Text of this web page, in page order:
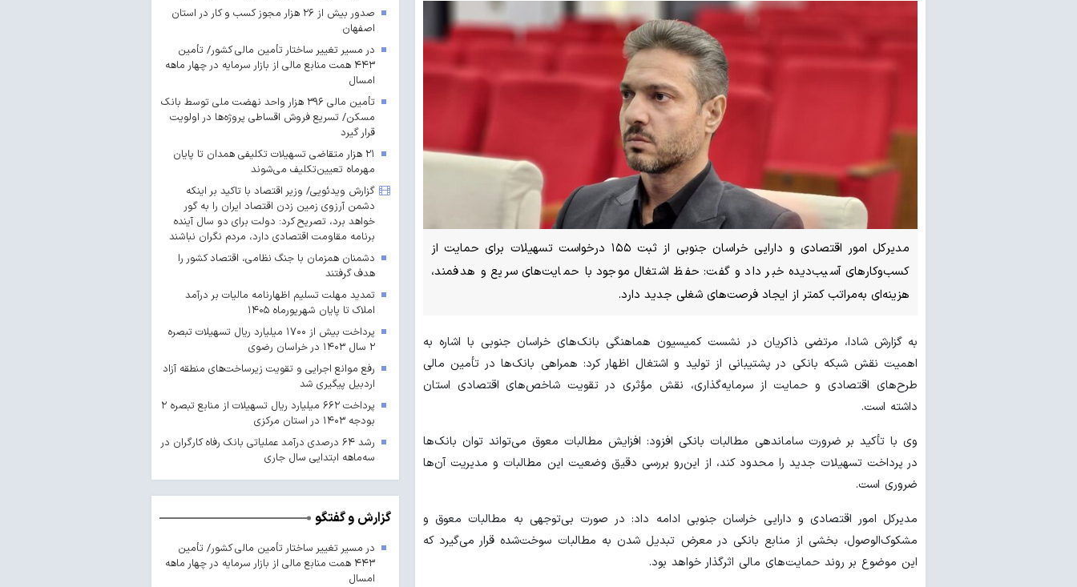
مدیرکل امور اقتصادی و دارایی خراسان جنوبی از ثبت ۱۵۵ درخواست تسهیلات برای حمایت از
کسب‌وکارهای آسیب‌دیده خبر داد و گفت: حفظ اشتغال موجود با حمایت‌های سریع و هدفمند،
هزینه‌ای به‌مراتب کمتر از ایجاد فرصت‌های شغلی جدید دارد.
به گزارش شادا، مرتضی ذاکریان در نشست کمیسیون هماهنگی بانک‌های خراسان جنوبی با اشاره به
اهمیت نقش شبکه بانکی در پشتیبانی از تولید و اشتغال اظهار کرد: همراهی بانک‌ها در تأمین مالی
طرح‌های اقتصادی و حمایت از سرمایه‌گذاری، نقش مؤثری در تقویت شاخص‌های اقتصادی استان
داشته است.
وی با تأکید بر ضرورت ساماندهی مطالبات بانکی افزود: افزایش مطالبات معوق می‌تواند توان بانک‌ها
در پرداخت تسهیلات جدید را محدود کند، از این‌رو بررسی دقیق وضعیت این مطالبات و مدیریت آن‌ها
ضروری است.
مدیرکل امور اقتصادی و دارایی خراسان جنوبی ادامه داد: در صورت بی‌توجهی به مطالبات معوق و
مشکوک‌الوصول، بخشی از منابع بانکی در معرض تبدیل شدن به مطالبات سوخت‌شده قرار می‌گیرد که
این موضوع بر روند حمایت‌های مالی اثرگذار خواهد بود.
صدور بیش از ۲۶ هزار مجوز کسب‌ و کار در استان
اصفهان
در مسیر تغییر ساختار تأمین مالی کشور/ تأمین
۴۴۳ همت منابع مالی از بازار سرمایه در چهار ماهه
امسال
تأمین مالی ۳۹۶ هزار واحد نهضت ملی توسط بانک
مسکن/ تسریع فروش اقساطی پروژه‌ها در اولویت
قرار گیرد
۲۱ هزار متقاضی تسهیلات تکلیفی همدان تا پایان
مهرماه تعیین‌تکلیف می‌شوند
گزارش ویدئویی/ وزیر اقتصاد با تاکید بر اینکه
دشمن آرزوی زمین زدن اقتصاد ایران را به گور
خواهد برد، تصریح کرد: دولت برای دو سال آینده
برنامه مقاومت اقتصادی دارد، مردم نگران نباشند
دشمنان همزمان با جنگ نظامی، اقتصاد کشور را
هدف گرفتند
تمدید مهلت تسلیم اظهارنامه مالیات بر درآمد
املاک تا پایان شهریورماه ۱۴۰۵
پرداخت بیش از ۱۷۰۰ میلیارد ریال تسهیلات تبصره
۲ سال ۱۴۰۳ در خراسان رضوی
رفع موانع اجرایی و تقویت زیرساخت‌های منطقه آزاد
اردبیل پیگیری شد
پرداخت ۶۶۲ میلیارد ریال تسهیلات از منابع تبصره ۲
بودجه ۱۴۰۳ در استان مرکزی
رشد ۶۴ درصدی درآمد عملیاتی بانک رفاه کارگران در
سه‌ماهه ابتدایی سال جاری
گزارش و گفتگو
در مسیر تغییر ساختار تأمین مالی کشور/ تأمین
۴۴۳ همت منابع مالی از بازار سرمایه در چهار ماهه
امسال